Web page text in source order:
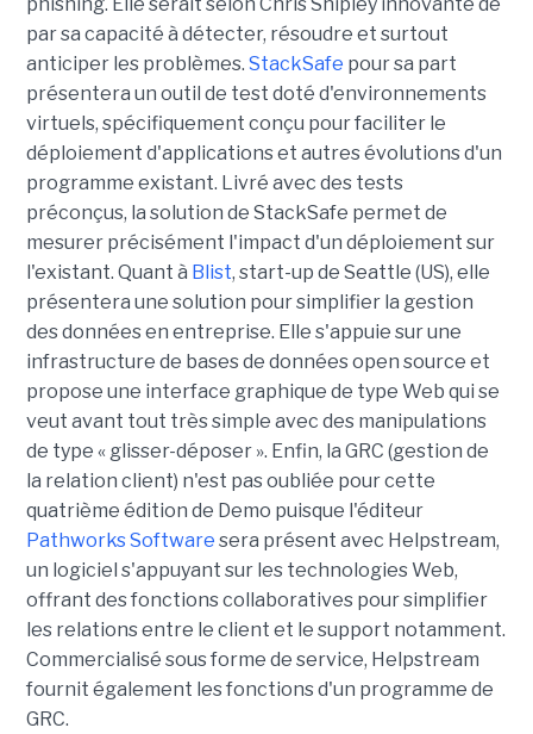
par sa capacité à détecter, résoudre et surtout
anticiper les problèmes. StackSafe pour sa part
présentera un outil de test doté d'environnements
virtuels, spécifiquement conçu pour faciliter le
déploiement d'applications et autres évolutions d'un
programme existant. Livré avec des tests
préconçus, la solution de StackSafe permet de
mesurer précisément l'impact d'un déploiement sur
l'existant. Quant à Blist, start-up de Seattle (US), elle
présentera une solution pour simplifier la gestion
des données en entreprise. Elle s'appuie sur une
infrastructure de bases de données open source et
propose une interface graphique de type Web qui se
veut avant tout très simple avec des manipulations
de type « glisser-déposer ». Enfin, la GRC (gestion de
la relation client) n'est pas oubliée pour cette
quatrième édition de Demo puisque l'éditeur
Pathworks Software sera présent avec Helpstream,
un logiciel s'appuyant sur les technologies Web,
offrant des fonctions collaboratives pour simplifier
les relations entre le client et le support notamment.
Commercialisé sous forme de service, Helpstream
fournit également les fonctions d'un programme de
GRC.